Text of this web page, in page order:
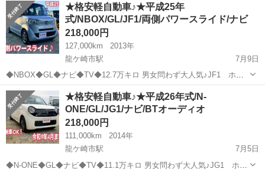
登録年月：令和2年10月 ●乗車定員：2人 ...
★格安軽自動車♪★平成25年
式/NBOX/GL/JF1/両側パワースライド/ナビ
218,000円
127,000km
2013年
龍ケ崎市駅
7月9日
◆NBOX◆GL◆ナビ◆TV◆12.7万キロ 男女問わず大人気♪JF1 ホン
ダ NBOX G SSパッケージ！！ 黒内装でおしゃれ♪ 両側パワース
ライドで乗り降り楽ちん♪ 小さなお子様がいる方にもおす...
茨城 稲敷郡 龍ケ崎市駅 その他 NBOX
★格安軽自動車♪★平成26年式/N-
ONE/GL/JG1/ナビ/BTオーディオ
218,000円
111,000km
2014年
龍ケ崎市駅
7月5日
◆N-ONE◆GL◆ナビ◆TV◆11.1万キロ 男女問わず大人気♪JG1 ホン